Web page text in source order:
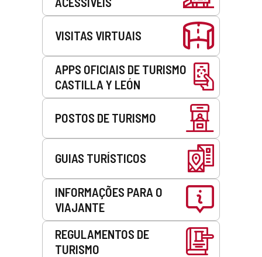
VISITAS VIRTUAIS
APPS OFICIAIS DE TURISMO
CASTILLA Y LEÓN
POSTOS DE TURISMO
GUIAS TURÍSTICOS
INFORMAÇÕES PARA O
VIAJANTE
REGULAMENTOS DE
TURISMO